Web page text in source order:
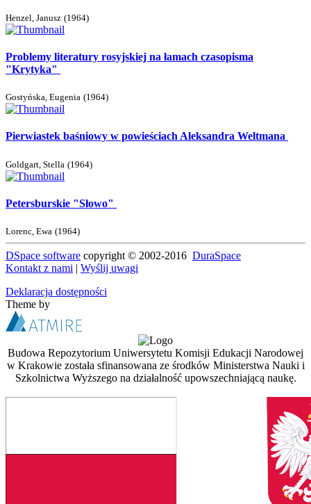
Henzel, Janusz (1964)
Problemy literatury rosyjskiej na łamach czasopisma
"Krytyka"
Gostyńska, Eugenia (1964)
Pierwiastek baśniowy w powieściach Aleksandra Weltmana
Goldgart, Stella (1964)
Petersburskie "Słowo"
Lorenc, Ewa (1964)
DSpace software copyright © 2002-2016 DuraSpace
Kontakt z nami | Wyślij uwagi
Deklaracja dostępności
Theme by
Budowa Repozytorium Uniwersytetu Komisji Edukacji Narodowej
w Krakowie została sfinansowana ze środków Ministerstwa Nauki i
Szkolnictwa Wyższego na działalność upowszechniającą naukę.